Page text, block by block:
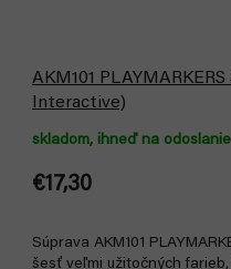
AKM101
Interactive)
skladom, ihneď na odoslanie
€17,30
Súprava AKM101
šesť veľmi užitočných